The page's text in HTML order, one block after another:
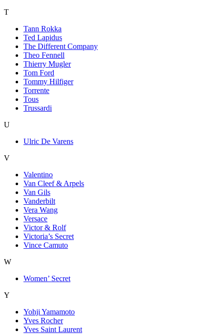
T
Tann Rokka
Ted Lapidus
The Different Company
Theo Fennell
Thierry Mugler
Tom Ford
Tommy Hilfiger
Torrente
Tous
Trussardi
U
Ulric De Varens
V
Valentino
Van Cleef & Arpels
Van Gils
Vanderbilt
Vera Wang
Versace
Victor & Rolf
Victoria’s Secret
Vince Camuto
W
Women’ Secret
Y
Yohji Yamamoto
Yves Rocher
Yves Saint Laurent